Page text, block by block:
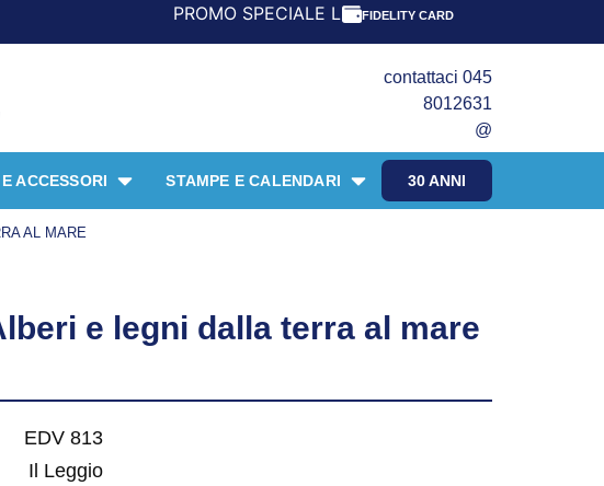
PROMO SPECIALE LIBRI PER I 30 ANNI DEL FRANGENTE!
FIDELITY CARD
contattaci 045
8012631
@
30 ANNI
ACCESSORI STAMPE E CALENDARI
AL MARE
e legni dalla terra al mare
EDV 813
Il Leggio